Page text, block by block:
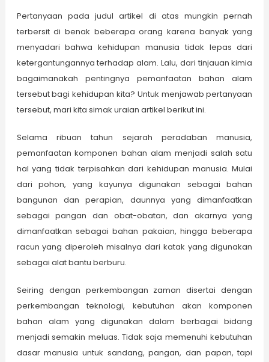
Pertanyaan pada judul artikel di atas mungkin pernah
terbersit di benak beberapa orang karena banyak yang
menyadari bahwa kehidupan manusia tidak lepas dari
ketergantungannya terhadap alam. Lalu, dari tinjauan kimia
bagaimanakah pentingnya pemanfaatan bahan alam
tersebut bagi kehidupan kita? Untuk menjawab pertanyaan
tersebut, mari kita simak uraian artikel berikut ini.
Selama ribuan tahun sejarah peradaban manusia,
pemanfaatan komponen bahan alam menjadi salah satu
hal yang tidak terpisahkan dari kehidupan manusia. Mulai
dari pohon, yang kayunya digunakan sebagai bahan
bangunan dan perapian, daunnya yang dimanfaatkan
sebagai pangan dan obat-obatan, dan akarnya yang
dimanfaatkan sebagai bahan pakaian, hingga beberapa
racun yang diperoleh misalnya dari katak yang digunakan
sebagai alat bantu berburu.
Seiring dengan perkembangan zaman disertai dengan
perkembangan teknologi, kebutuhan akan komponen
bahan alam yang digunakan dalam berbagai bidang
menjadi semakin meluas. Tidak saja memenuhi kebutuhan
dasar manusia untuk sandang, pangan, dan papan, tapi